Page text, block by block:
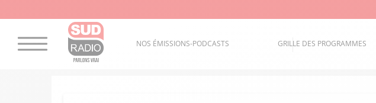
NOS ÉMISSIONS-PODCASTS GRILLE DES PROGRAMMES